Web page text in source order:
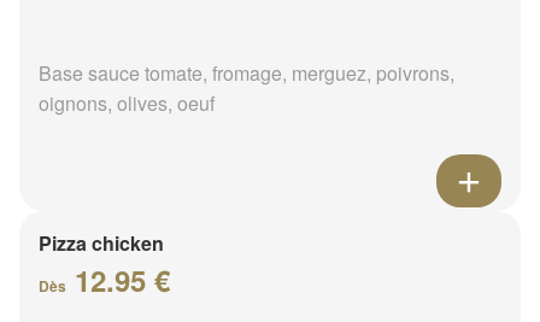
Base sauce tomate, fromage, merguez, poivrons,
oignons, olives, oeuf
Pizza chicken
Dès 12.95 €